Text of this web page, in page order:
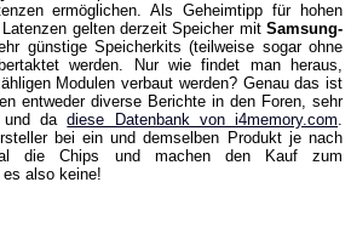
ermöglichen. Als Geheimtipp für hohen
gelten derzeit Speicher mit Samsung-
günstige Speicherkits (teilweise sogar ohne
werden. Nur wie findet man heraus,
Modulen verbaut werden? Genau das ist
entweder diverse Berichte in den Foren, sehr
und dadiese Datenbank von i4memory.com
bei ein und demselben Produkt je nach
die Chips und machen den Kauf zum
also keine!